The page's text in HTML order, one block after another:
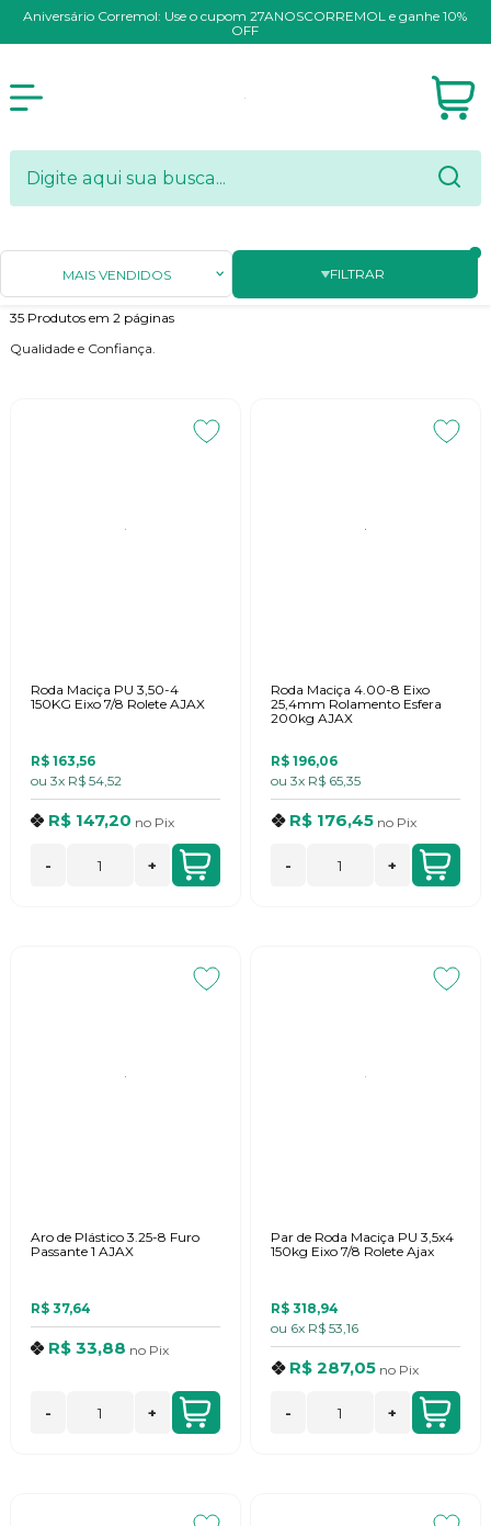
Aniversário Corremol: Use o cupom 27ANOSCORREMOL e ganhe 10%
OFF
35 Produtos em 2 páginas
FILTRAR
MAIS VENDIDOS
Qualidade e Confiança.
Roda Maciça PU 3,50-4
150KG Eixo 7/8 Rolete AJAX
R$ 163,56
ou 3x R$ 54,52
R$ 147,20 no Pix
- +
Roda Maciça 4.00-8 Eixo
25,4mm Rolamento Esfera
200kg AJAX
R$ 196,06
ou 3x R$ 65,35
R$ 176,45 no Pix
- +
Aro de Plástico 3.25-8 Furo
Passante 1 AJAX
R$ 37,64
R$ 33,88 no Pix
- +
Par de Roda Maciça PU 3,5x4
150kg Eixo 7/8 Rolete Ajax
R$ 318,94
ou 6x R$ 53,16
R$ 287,05 no Pix
- +